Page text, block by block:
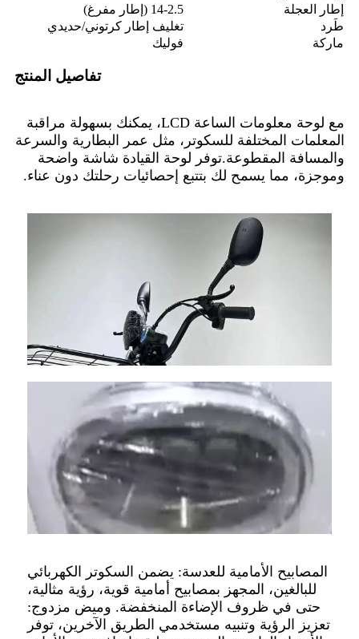
إطار العجلة
14-2.5 (إطار مفرغ)
طَرد
تغليف إطار كرتوني/حديدي
ماركة
فوليك
تفاصيل المنتج
مع لوحة معلومات الساعة LCD، يمكنك بسهولة مراقبة
المعلمات المختلفة للسكوتر، مثل عمر البطارية والسرعة
والمسافة المقطوعة.توفر لوحة القيادة شاشة واضحة
وموجزة، مما يسمح لك بتتبع إحصائيات رحلتك دون عناء.
المصابيح الأمامية للعدسة: يضمن السكوتر الكهربائي
للبالغين، المجهز بمصابيح أمامية قوية، رؤية مثالية،
حتى في ظروف الإضاءة المنخفضة. وميض مزدوج:
تعزيز الرؤية وتنبيه مستخدمي الطريق الآخرين، توفر